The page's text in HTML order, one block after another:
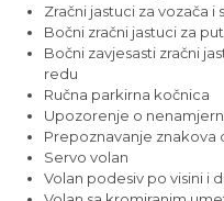
Zračni jastuci za vozača i
Bočni zračni jastuci za
Bočni zavjesasti zračni
redu
Ručna parkirna kočnica
Upozorenje o
Prepoznavanje znakova
Servo volan
Volan podesiv po visini i